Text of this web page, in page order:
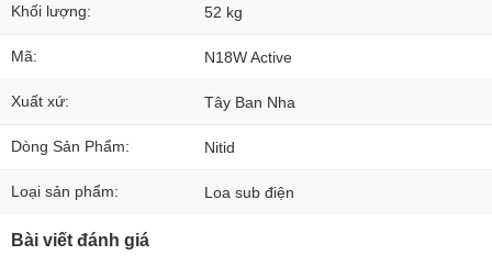
Khối lượng: 52 kg
Mã: N18W Active
Xuất xứ: Tây Ban Nha
Dòng Sản Phẩm: Nitid
Loại sản phẩm: Loa sub điện
Bài viết đánh giá